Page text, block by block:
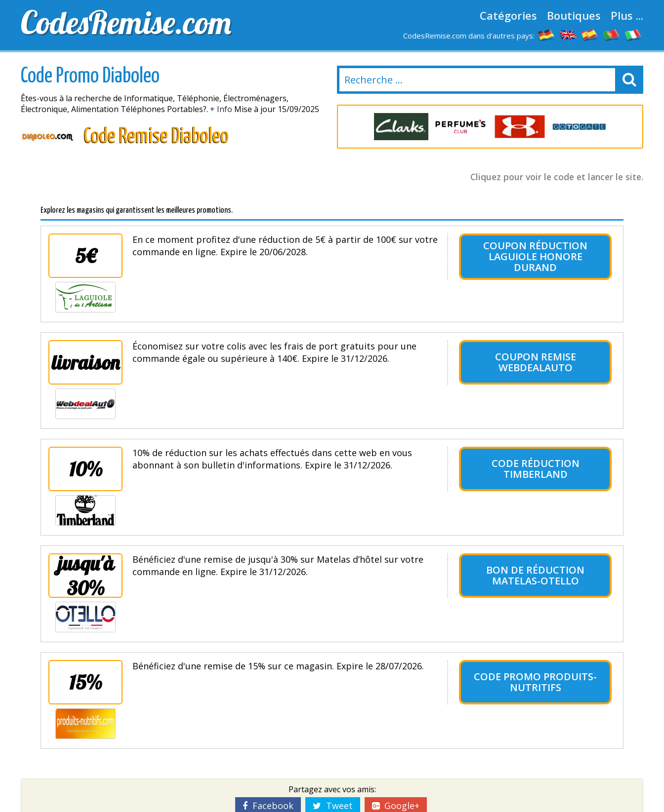
CodesRemise.com Catégories Boutiques Plus ...
CodesRemise.com dans d'autres pays:
MEILLEURS CODES PROMO CODES PROMO EXCLUSIFS DERNIERS JOURS NOUVELLES MAGASINS
Code Promo Diaboleo
Êtes-vous à la recherche de Informatique, Téléphonie, Électroménagers,
Électronique, Alimentation Téléphones Portables?. + Info Mise à jour 15/09/2025
Code Remise Diaboleo
Cliquez pour voir le code et lancer le site.
Explorez les magasins qui garantissent les meilleures promotions.
5€
En ce moment profitez d'une réduction de 5€ à partir de 100€ sur votre
commande en ligne. Expire le 20/06/2028.
COUPON RÉDUCTION
LAGUIOLE HONORE
DURAND
livraison
Économisez sur votre colis avec les frais de port gratuits pour une
commande égale ou supérieure à 140€. Expire le 31/12/2026.
COUPON REMISE
WEBDEALAUTO
10%
10% de réduction sur les achats effectués dans cette web en vous
abonnant à son bulletin d'informations. Expire le 31/12/2026.
CODE RÉDUCTION
TIMBERLAND
jusqu'à
30%
Bénéficiez d'une remise de jusqu'à 30% sur Matelas d’hôtel sur votre
commande en ligne. Expire le 31/12/2026.
BON DE RÉDUCTION
MATELAS-OTELLO
15%
Bénéficiez d'une remise de 15% sur ce magasin. Expire le 28/07/2026.
CODE PROMO PRODUITS-
NUTRITIFS
Partagez avec vos amis:
Facebook Tweet Google+